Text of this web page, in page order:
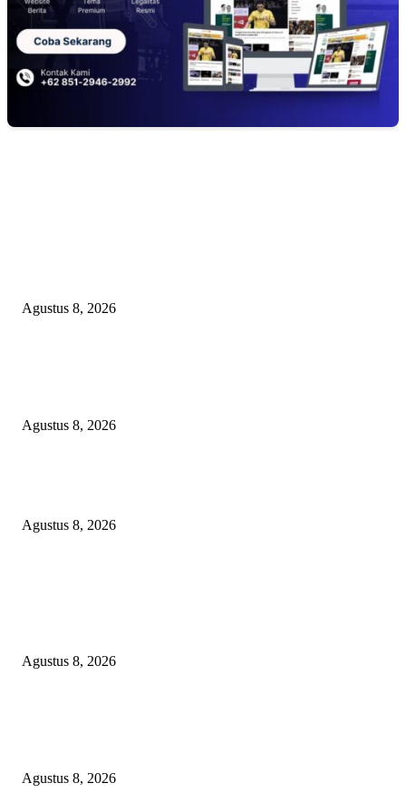
Agustus 8, 2026
Agustus 8, 2026
Agustus 8, 2026
Agustus 8, 2026
Agustus 8, 2026